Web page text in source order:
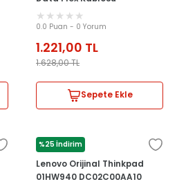
0.0 Puan - 0 Yorum
1.221,00 TL
1.628,00TL
Sepete Ekle
%25 İndirim
LENOVO
Lenovo Orijinal Thinkpad
01HW940 DC02C00AA10